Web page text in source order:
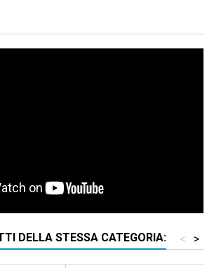
DELLA STESSA CATEGORIA: >
<